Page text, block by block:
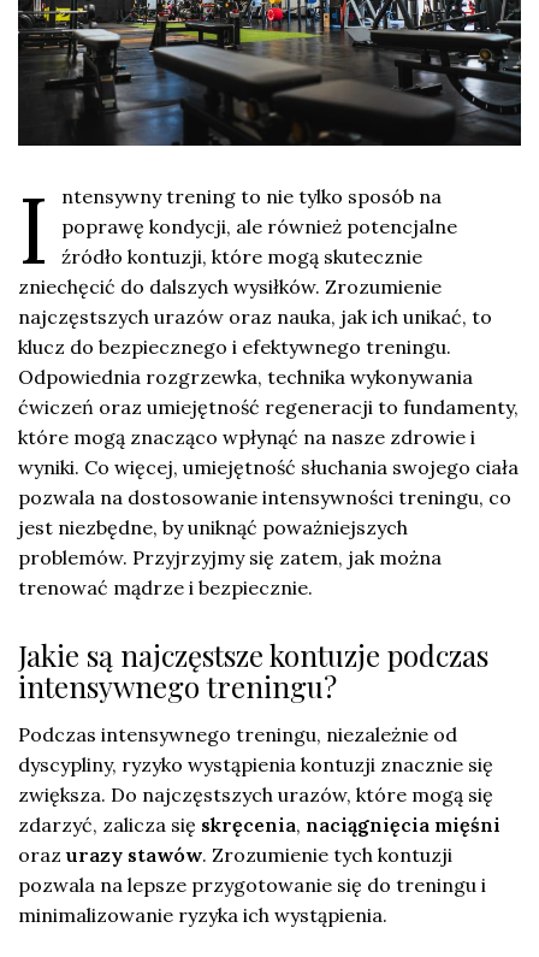
I
ntensywny trening to nie tylko sposób na
poprawę kondycji, ale również potencjalne
źródło kontuzji, które mogą skutecznie
zniechęcić do dalszych wysiłków. Zrozumienie
najczęstszych urazów oraz nauka, jak ich unikać, to
klucz do bezpiecznego i efektywnego treningu.
Odpowiednia rozgrzewka, technika wykonywania
ćwiczeń oraz umiejętność regeneracji to fundamenty,
które mogą znacząco wpłynąć na nasze zdrowie i
wyniki. Co więcej, umiejętność słuchania swojego ciała
pozwala na dostosowanie intensywności treningu, co
jest niezbędne, by uniknąć poważniejszych
problemów. Przyjrzyjmy się zatem, jak można
trenować mądrze i bezpiecznie.
Jakie są najczęstsze kontuzje podczas
intensywnego treningu?
Podczas intensywnego treningu, niezależnie od
dyscypliny, ryzyko wystąpienia kontuzji znacznie się
zwiększa. Do najczęstszych urazów, które mogą się
zdarzyć, zalicza się skręcenia, naciągnięcia mięśni
oraz urazy stawów. Zrozumienie tych kontuzji
pozwala na lepsze przygotowanie się do treningu i
minimalizowanie ryzyka ich wystąpienia.